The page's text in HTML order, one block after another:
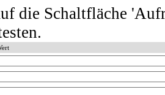
die Schaltfläche